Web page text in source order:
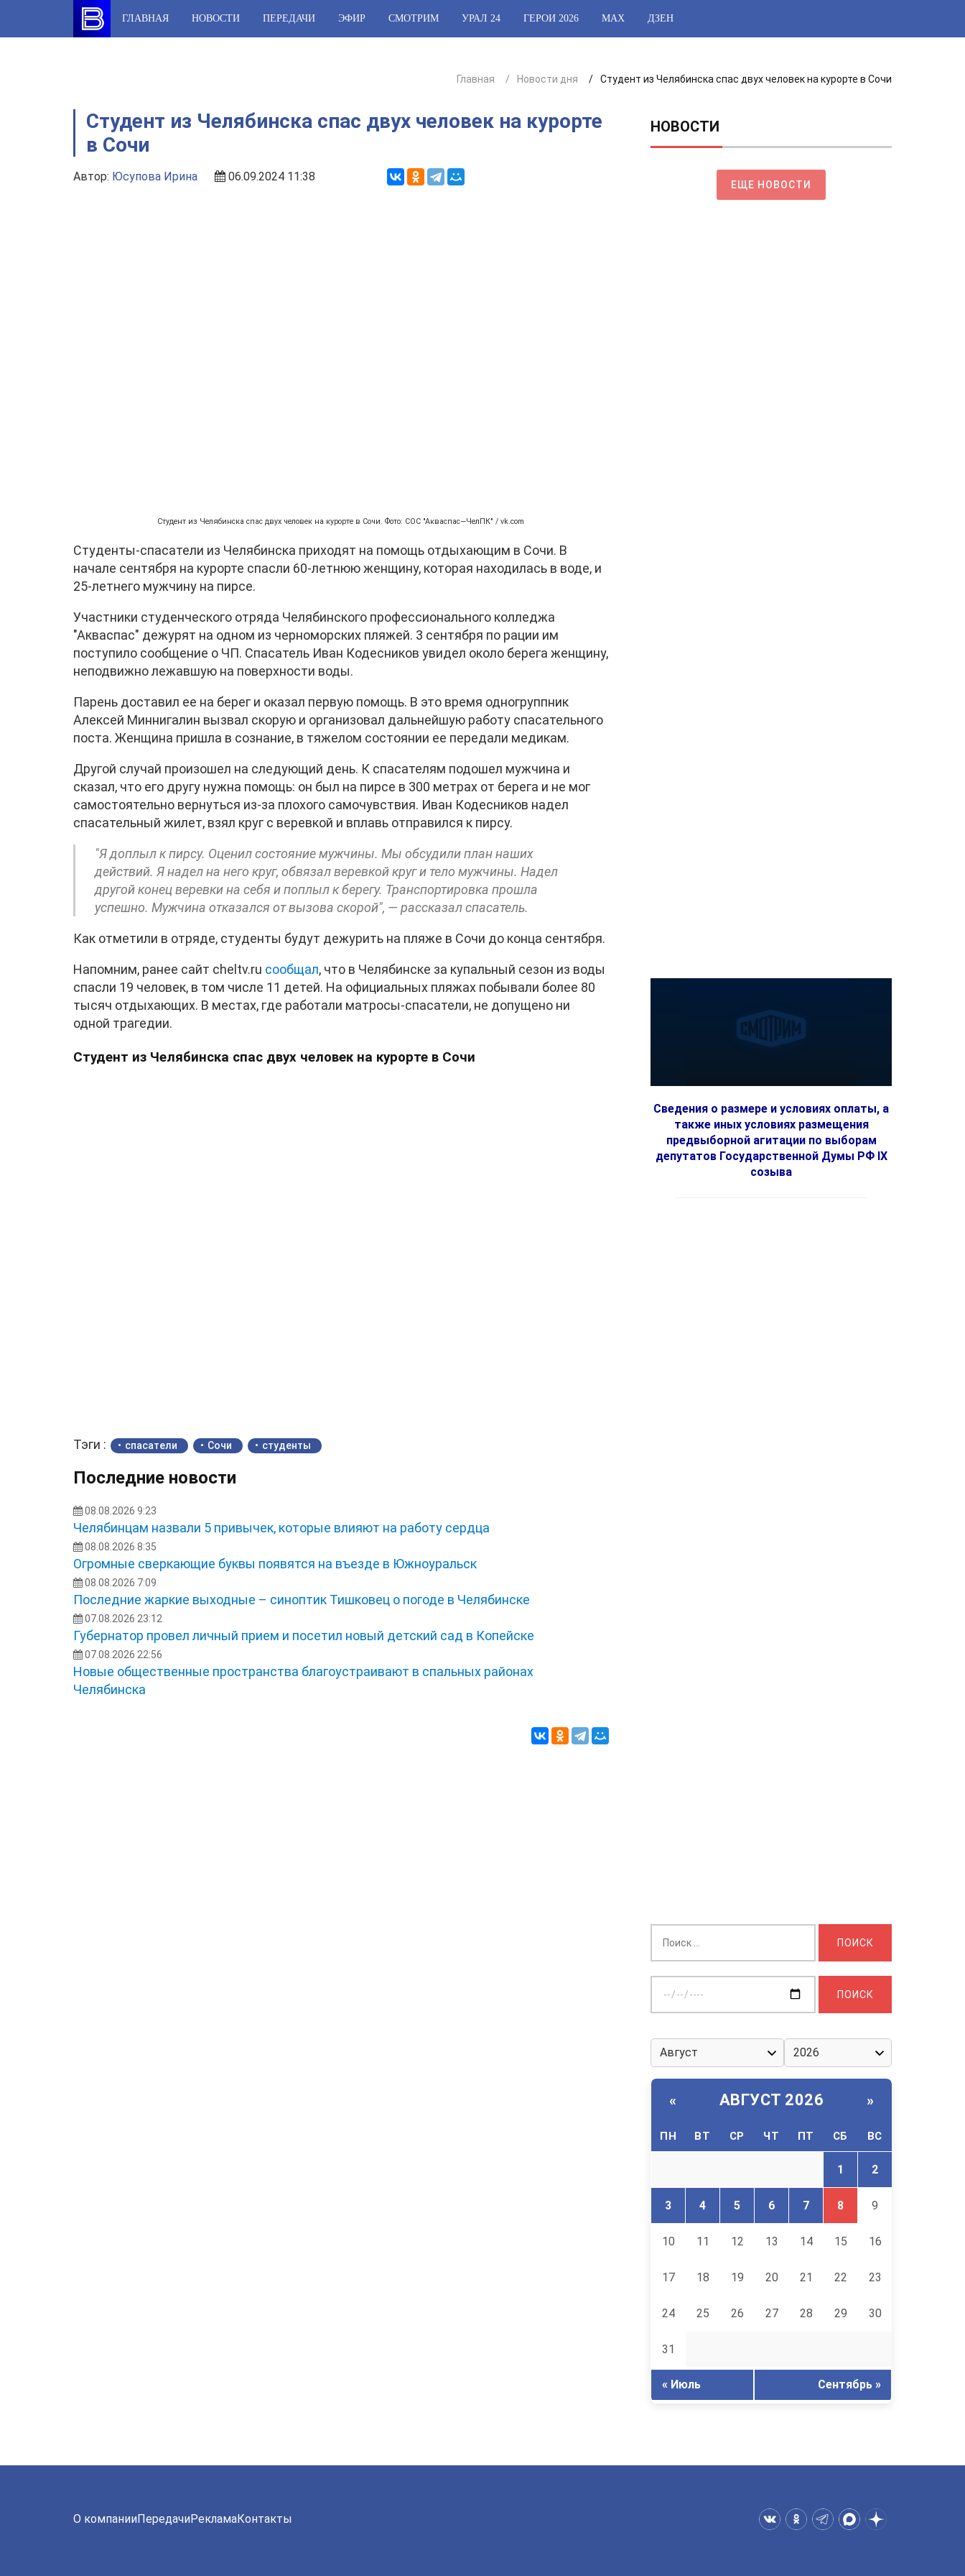
content
ГЛАВНАЯ НОВОСТИ ПЕРЕДАЧИ ЭФИР СМОТРИМ УРАЛ 24 ГЕРОИ 2026 МАХ ДЗЕН
Главная Новости дня Студент из Челябинска спас двух человек на курорте в Сочи
Студент из Челябинска спас двух человек на курорте
в Сочи
Автор: Юсупова Ирина 06.09.2024 11:38
Студент из Челябинска спас двух человек на курорте в Сочи. Фото: СОС "Акваспас—ЧелПК" / vk.com
Студенты-спасатели из Челябинска приходят на помощь отдыхающим в Сочи. В
начале сентября на курорте спасли 60-летнюю женщину, которая находилась в воде, и
25-летнего мужчину на пирсе.
Участники студенческого отряда Челябинского профессионального колледжа
"Акваспас" дежурят на одном из черноморских пляжей. 3 сентября по рации им
поступило сообщение о ЧП. Спасатель Иван Кодесников увидел около берега женщину,
неподвижно лежавшую на поверхности воды.
Парень доставил ее на берег и оказал первую помощь. В это время одногруппник
Алексей Миннигалин вызвал скорую и организовал дальнейшую работу спасательного
поста. Женщина пришла в сознание, в тяжелом состоянии ее передали медикам.
Другой случай произошел на следующий день. К спасателям подошел мужчина и
сказал, что его другу нужна помощь: он был на пирсе в 300 метрах от берега и не мог
самостоятельно вернуться из-за плохого самочувствия. Иван Кодесников надел
спасательный жилет, взял круг с веревкой и вплавь отправился к пирсу.
"Я доплыл к пирсу. Оценил состояние мужчины. Мы обсудили план наших
действий. Я надел на него круг, обвязал веревкой круг и тело мужчины. Надел
другой конец веревки на себя и поплыл к берегу. Транспортировка прошла
успешно. Мужчина отказался от вызова скорой", — рассказал спасатель.
Как отметили в отряде, студенты будут дежурить на пляже в Сочи до конца сентября.
Напомним, ранее сайт cheltv.ru сообщал, что в Челябинске за купальный сезон из воды
спасли 19 человек, в том числе 11 детей. На официальных пляжах побывали более 80
тысяч отдыхающих. В местах, где работали матросы-спасатели, не допущено ни
одной трагедии.
Студент из Челябинска спас двух человек на курорте в Сочи
Тэги : спасатели Сочи студенты
Последние новости
08.08.2026 9:23
Челябинцам назвали 5 привычек, которые влияют на работу сердца
08.08.2026 8:35
Огромные сверкающие буквы появятся на въезде в Южноуральск
08.08.2026 7:09
Последние жаркие выходные – синоптик Тишковец о погоде в Челябинске
07.08.2026 23:12
Губернатор провел личный прием и посетил новый детский сад в Копейске
07.08.2026 22:56
Новые общественные пространства благоустраивают в спальных районах
Челябинска
НОВОСТИ
ЕЩЕ НОВОСТИ
Сведения о размере и условиях оплаты, а
также иных условиях размещения
предвыборной агитации по выборам
депутатов Государственной Думы РФ IX
созыва
дату:
« АВГУСТ 2026 »
ПН ВТ СР ЧТ ПТ СБ ВС
1 2
3 4 5 6 7 8 9
10 11 12 13 14 15 16
17 18 19 20 21 22 23
24 25 26 27 28 29 30
31
« Июль Сентябрь »
О компанииПередачиРекламаКонтакты